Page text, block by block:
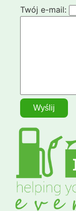
Twój e-mail: